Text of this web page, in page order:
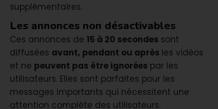
supplémentaires.
Les annonces non désactivables
Ces annonces de 15 à 20 secondes sont
diffusées avant, pendant ou après les vidéos
et ne peuvent pas être ignorées par les
utilisateurs. Elles sont parfaites pour les
messages importants qui nécessitent une
attention complète des utilisateurs.